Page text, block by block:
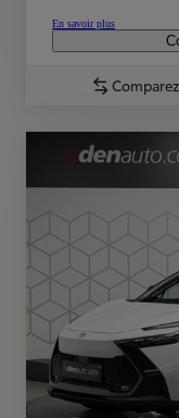
En savoir plus
Comparez